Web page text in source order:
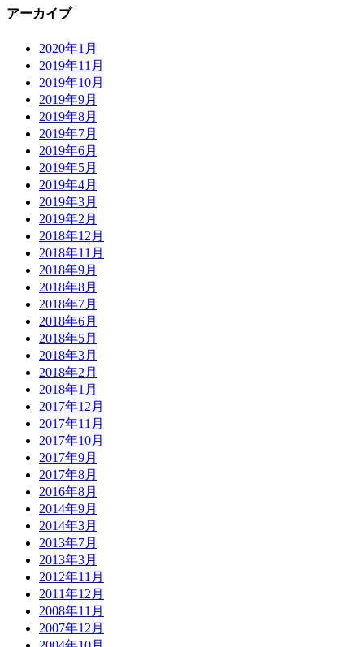
アーカイブ
2020年1月
2019年11月
2019年10月
2019年9月
2019年8月
2019年7月
2019年6月
2019年5月
2019年4月
2019年3月
2019年2月
2018年12月
2018年11月
2018年9月
2018年8月
2018年7月
2018年6月
2018年5月
2018年3月
2018年2月
2018年1月
2017年12月
2017年11月
2017年10月
2017年9月
2017年8月
2016年8月
2014年9月
2014年3月
2013年7月
2013年3月
2012年11月
2011年12月
2008年11月
2007年12月